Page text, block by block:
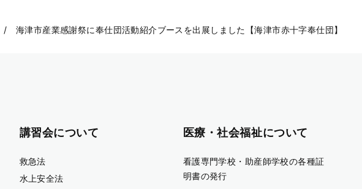
海津市産業感謝祭に奉仕団活動紹介ブースを出展しました【海津市赤十字奉仕団】
講習会について
救急法
水上安全法
医療・社会福祉について
看護専門学校・助産師学校の各種証
明書の発行